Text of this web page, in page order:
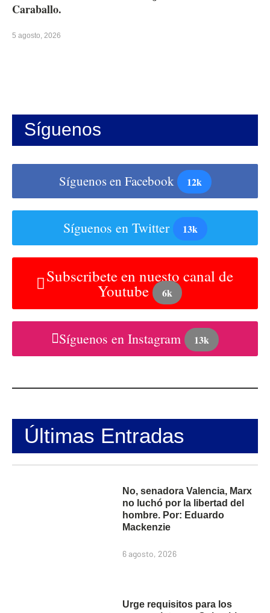
Caraballo.
5 agosto, 2026
Síguenos
Síguenos en Facebook 12k
Síguenos en Twitter 13k
Subscribete en nuesto canal de
Youtube 6k
Síguenos en Instagram 13k
Últimas Entradas
No, senadora Valencia, Marx
no luchó por la libertad del
hombre. Por: Eduardo
Mackenzie
6 agosto, 2026
Urge requisitos para los